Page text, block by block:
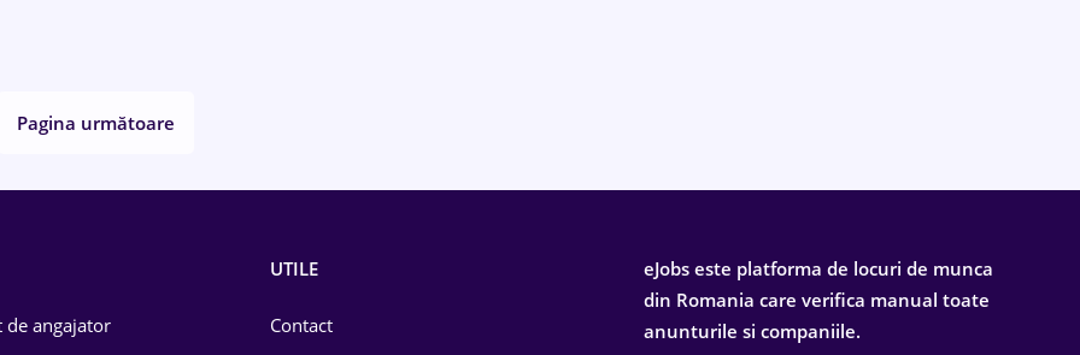
Pagina următoare
de angajator
UTILE
Contact
eJobs este platforma de locuri de munca
din Romania care verifica manual toate
anunturile si companiile.